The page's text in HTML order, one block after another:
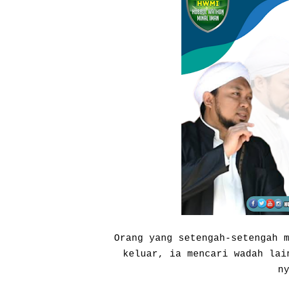
Orang yang setengah-setengah
keluar, ia mencari wadah